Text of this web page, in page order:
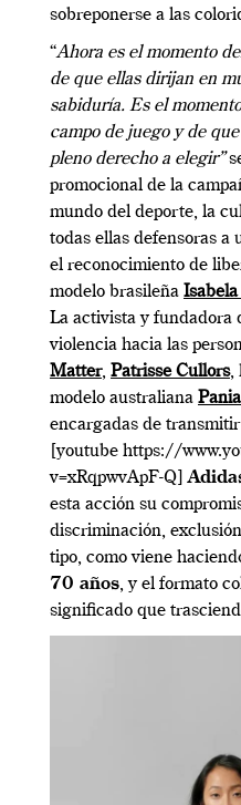
sobreponerse a las
“Ahora es el momento
de que ellas dirijan en
sabiduría. Es el
campo de juego y de
pleno derecho a elegir”
promocional de la
mundo del deporte, la
todas ellas defensoras a
el reconocimiento de
modelo brasileña
La activista y fundadora
violencia hacia las
Matter, Patrisse Cullors,
modelo australiana
encargadas de
[youtube https://
v=xRqpwvApF-Q]
esta acción su
discriminación,
tipo, como viene
70 años, y el formato
significado que